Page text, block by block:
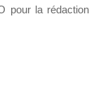
pour la rédaction